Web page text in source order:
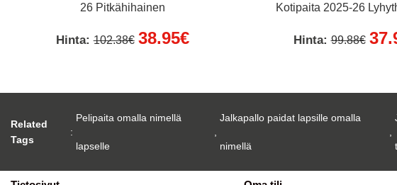
26 Pitkähihainen
Hinta:102.38€ 38.95€
Kotipaita 2025-26
Hinta:99.88€
Related
Tags
:
Pelipaita omalla nimellä
lapselle
,
Jalkapallo paidat lapsille omalla
nimellä
,